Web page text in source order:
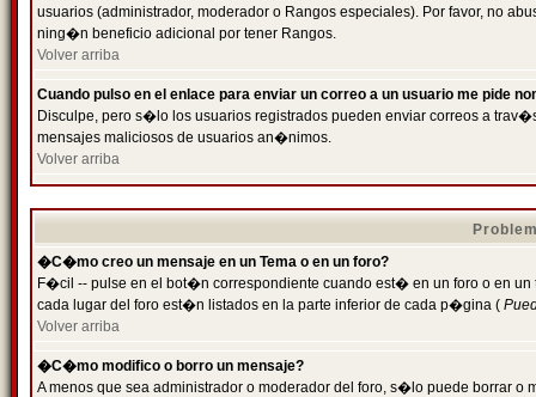
usuarios (administrador, moderador o Rangos especiales). Por favor, no
ning�n beneficio adicional por tener Rangos.
Volver arriba
Cuando pulso en el enlace para enviar un correo a un usuario me pide
Disculpe, pero s�lo los usuarios registrados pueden enviar correos a
mensajes maliciosos de usuarios an�nimos.
Volver arriba
�C�mo creo un mensaje en un Tema o en un foro?
F�cil -- pulse en el bot�n correspondiente cuando est� en un foro o en
cada lugar del foro est�n listados en la parte inferior de cada p�gina (
Volver arriba
�C�mo modifico o borro un mensaje?
A menos que sea administrador o moderador del foro, s�lo puede borrar o